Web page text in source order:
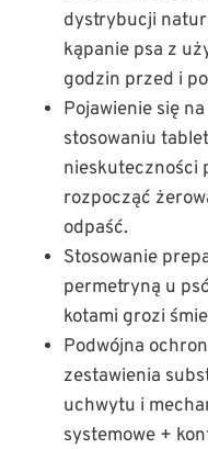
dystrybucji
kąpanie psa z
godzin przed i
Pojawienie się
stosowaniu
nieskuteczności
rozpocząć
odpaść.
Stosowanie
permetryną u
kotami grozi
Podwójna
zestawienia
uchwytu i
systemowe +